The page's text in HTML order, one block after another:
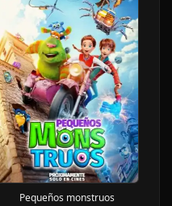
Pequeños monstruos